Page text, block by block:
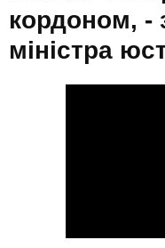
кордоном, -
міністра